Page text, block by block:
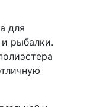
для
рыбалки.